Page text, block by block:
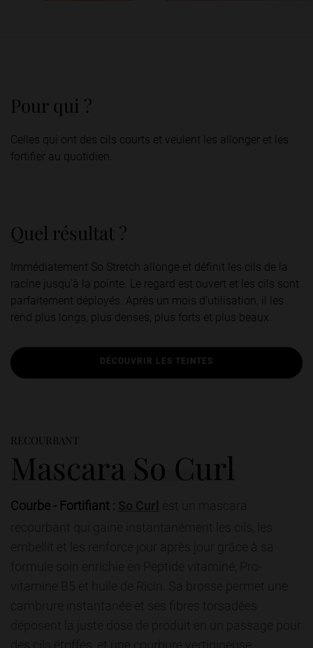
Pour qui ?
Celles qui ont des cils courts et veulent les allonger et les
fortifier au quotidien.
Quel résultat ?
Immédiatement So Stretch allonge et définit les cils de la
racine jusqu’à la pointe. Le regard est ouvert et les cils sont
parfaitement déployés. Après un mois d’utilisation, il les
rend plus longs, plus denses, plus forts et plus beaux.
DÉCOUVRIR LES TEINTES
RECOURBANT
Mascara So Curl
Courbe - Fortifiant :